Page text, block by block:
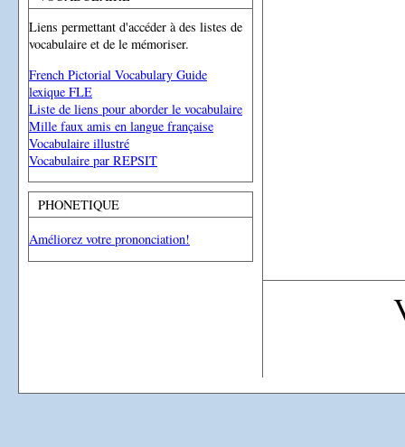
Liens permettant d'accéder à des listes de
vocabulaire et de le mémoriser.
French Pictorial Vocabulary Guide
lexique FLE
Liste de liens pour aborder le vocabulaire
Mille faux amis en langue française
Vocabulaire illustré
Vocabulaire par REPSIT
PHONETIQUE
Améliorez votre prononciation!